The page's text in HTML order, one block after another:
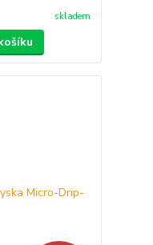
skladem